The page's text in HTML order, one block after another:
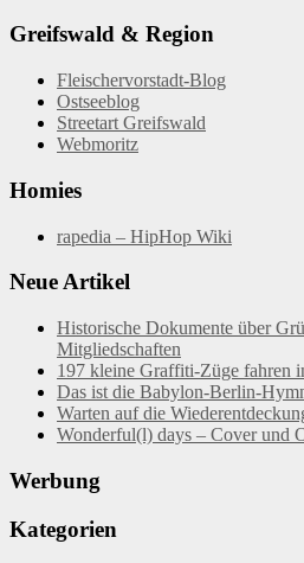
Greifswald & Region
Fleischervorstadt-Blog
Ostseeblog
Streetart Greifswald
Webmoritz
Homies
rapedia – HipHop Wiki
Neue Artikel
Historische Dokumente über
Mitgliedschaften
197 kleine Graffiti-Züge fahren
Das ist die Babylon-Berlin-
Warten auf die
Wonderful(l) days – Cover und
Werbung
Kategorien